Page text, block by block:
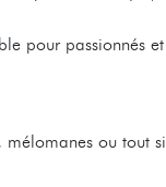
pour passionnés
ou tout